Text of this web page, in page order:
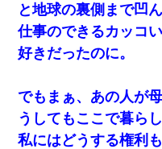
と地球の裏側まで凹
仕事のできるカッコ
好きだったのに。
でもまぁ、あの人が
うしてもここで暮ら
私にはどうする権利